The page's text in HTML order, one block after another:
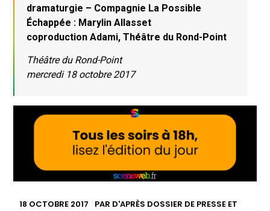
dramaturgie – Compagnie La Possible
Échappée : Marylin Allasset
coproduction Adami, Théâtre du Rond-Point
Théâtre du Rond-Point
mercredi 18 octobre 2017
18 OCTOBRE 2017 PAR D'APRÈS DOSSIER DE PRESSE ET